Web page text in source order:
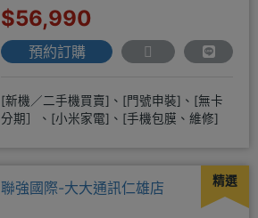
$56,990
預約訂購
[新機／二手機買賣]、[門號申裝]、[無卡
分期］、[小米家電]、[手機包膜、維修]
精選
聯強國際-大大通訊仁雄店